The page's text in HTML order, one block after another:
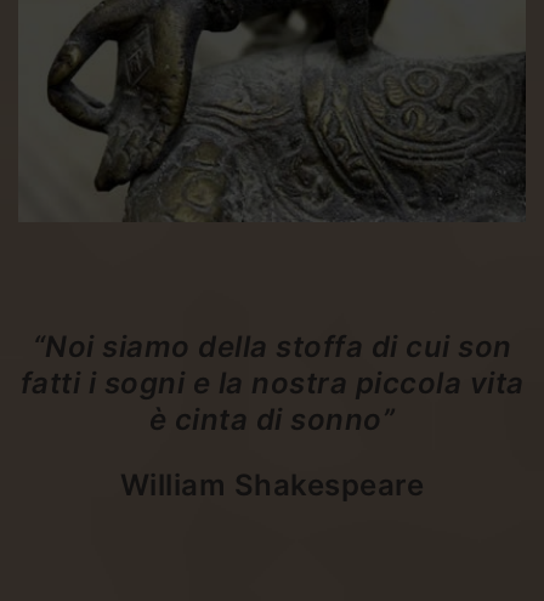
“Noi siamo della stoffa di cui son
fatti i sogni e la nostra piccola vita
è cinta di sonno”
William Shakespeare